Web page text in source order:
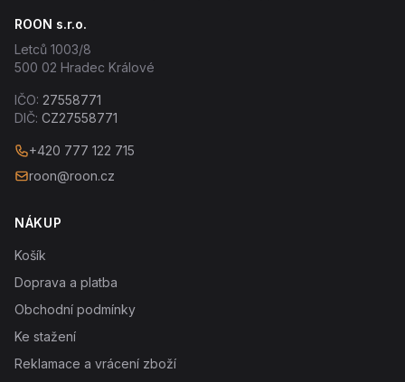
ROON s.r.o.
Letců 1003/8
500 02 Hradec Králové
IČO: 27558771
DIČ: CZ27558771
+420 777 122 715
roon@roon.cz
NÁKUP
Košík
Doprava a platba
Obchodní podmínky
Ke stažení
Reklamace a vrácení zboží